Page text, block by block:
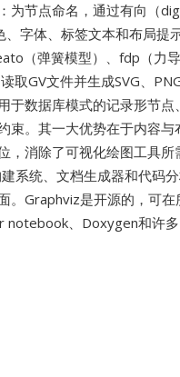
为节点命名，通过有向（
字体、标签文本和布局提
（弹簧模型）、fdp（力导
GV文件并生成SVG、
于数据库模式的记录形节
束。其一大优势在于内容
，消除了可视化绘图工具
系统、文档生成器和代码
。Graphviz是开源的，可
notebook、Doxygen和许多